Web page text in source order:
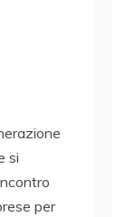
si
per